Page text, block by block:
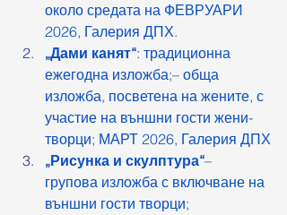
около средата на ФЕВРУАРИ
2026, Галерия ДПХ.
„Дами канят“: традиционна
ежегодна изложба;– обща
изложба, посветена на жените, с
участие на външни гости жени-
творци; МАРТ 2026, Галерия ДПХ
„Рисунка и скулптура“–
групова изложба с включване на
външни гости творци;